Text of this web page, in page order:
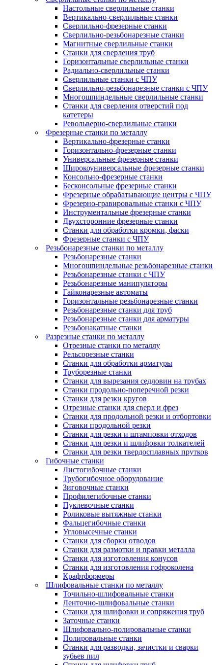
Настольные сверлильные станки
Вертикально-сверлильные станки
Сверлильно-фрезерные станки
Сверлильно-резьбонарезные станки
Магнитные сверлильные станки
Станки для сверления труб
Горизонтальные сверлильные станки
Радиально-сверлильные станки
Сверлильные станки с ЧПУ
Сверлильно-резьбонарезные станки с ЧПУ
Многошпиндельные сверлильные станки
Станки для сверления отверстий под
катетеры
Револьверно-сверлильные станки
Фрезерные станки по металлу
Вертикально-фрезерные станки
Горизонтально-фрезерные станки
Универсальные фрезерные станки
Широкоуниверсальные фрезерные станки
Консольно-фрезерные станки
Бесконсольные фрезерные станки
Фрезерные обрабатывающие центры с ЧПУ
Фрезерно-гравировальные станки с ЧПУ
Инструментальные фрезерные станки
Двухсторонние фрезерные станки
Станки для обработки кромки, фаски
Фрезерные станки с ЧПУ
Резьбонарезные станки по металлу
Резьбонарезные станки
Многошпиндельные резьбонарезные станки
Резьбонарезные станки с ЧПУ
Резьбонарезные манипуляторы
Гайконарезные автоматы
Горизонтальные резьбонарезные станки
Резьбонарезные станки для труб
Резьбонарезные станки для арматуры
Резьбонакатные станки
Разрезные станки по металлу
Отрезные станки по металлу
Рельсорезные станки
Станки для обработки арматуры
Труборезные станки
Станки для вырезания седловин на трубаx
Станки продольно-поперечной резки
Станки для резки кругов
Отрезные станки для сверл и фрез
Станки для продольной резки и отбортовки
Станки продольной резки
Станки для резки и штамповки отходов
Станки для резки и шлифовки толкателей
Станки для резки твердосплавных прутков
Гибочные станки
Листогибочные станки
Трубогибочное оборудование
Зиговочные станки
Профилегибочные станки
Пуклевочные станки
Роликовые вытяжные станки
Фальцегибочные станки
Угловысечные станки
Станки для сборки отводов
Станки для размотки и правки металла
Станки для изготовления конусов
Станки для изготовления гофроколена
Крафтформеры
Шлифовальные станки по металлу
Точильно-шлифовальные станки
Ленточно-шлифовальные станки
Станки для шлифовки и сопряжения труб
Заточные станки
Шлифовально-полировальные станки
Полировальные станки
Станки для разводки, зачистки и сварки
зубьев пил